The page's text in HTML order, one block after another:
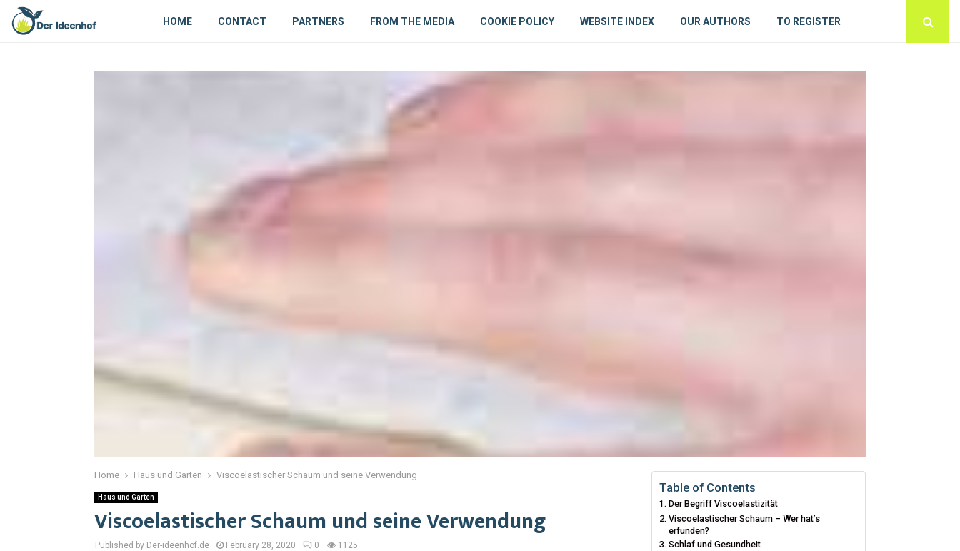
HOME CONTACT PARTNERS FROM THE MEDIA COOKIE POLICY WEBSITE INDEX OUR AUTHORS TO REGISTER
Home Haus und Garten Viscoelastischer Schaum und seine Verwendung
Haus und Garten
Viscoelastischer Schaum und seine Verwendung
Published by Der-ideenhof.de February 28, 2020 0 1125
Table of Contents
Der Begriff Viscoelastizität
Viscoelastischer Schaum – Wer hat’s
erfunden?
Schlaf und Gesundheit